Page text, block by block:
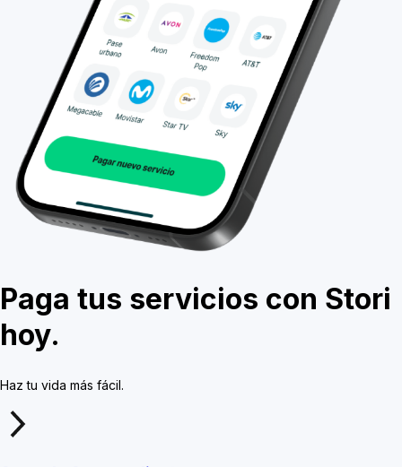
Paga tus servicios con Stori
hoy.
Haz tu vida más fácil.